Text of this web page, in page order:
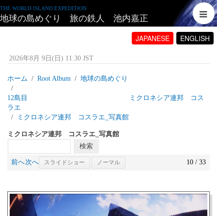
THE WORLD ISLAND EXPEDITION
地球の島めぐり 旅の鉄人 池内嘉正
JAPANESE ENGLISH
2026年8月 9日(日) 11:30 JST
ホーム Root Album 地球の島めぐり
12島目 ミクロネシア連邦 コス
ラエ
ミクロネシア連邦 コスラエ_写真館
ミクロネシア連邦 コスラエ_写真館
前へ次へ スライドショー ノーマル 10 / 33